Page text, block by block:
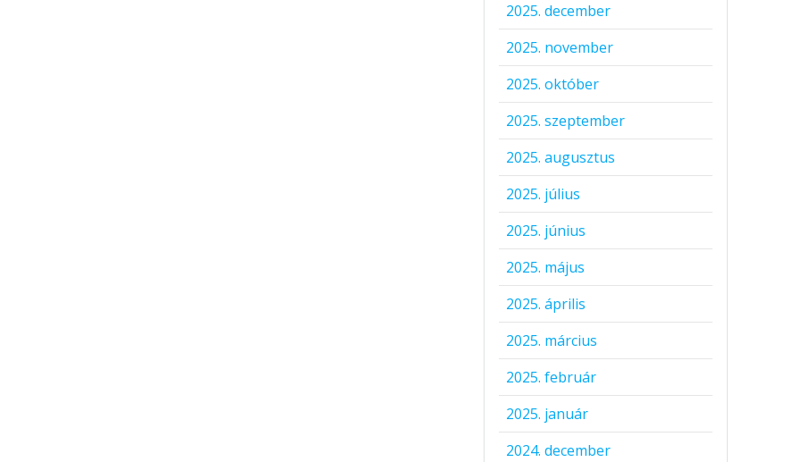
2025. december
2025. november
2025. október
2025. szeptember
2025. augusztus
2025. július
2025. június
2025. május
2025. április
2025. március
2025. február
2025. január
2024. december